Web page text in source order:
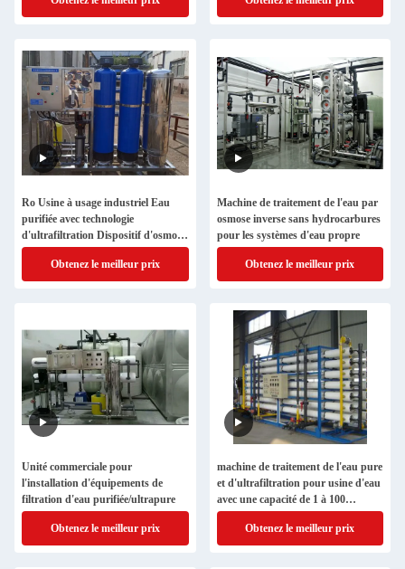
Ro Usine à usage industriel Eau
purifiée avec technologie
d'ultrafiltration Dispositif d'osmose
inverse
Obtenez le meilleur prix
Machine de traitement de l'eau par
osmose inverse sans hydrocarbures
pour les systèmes d'eau propre
Obtenez le meilleur prix
Unité commerciale pour
l'installation d'équipements de
filtration d'eau purifiée/ultrapure
Obtenez le meilleur prix
machine de traitement de l'eau pure
et d'ultrafiltration pour usine d'eau
avec une capacité de 1 à 100
tonnes/h
Obtenez le meilleur prix